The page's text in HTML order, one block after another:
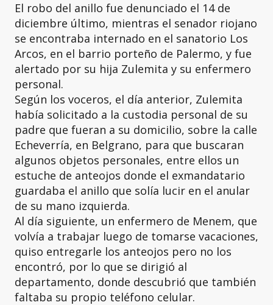
El robo del anillo fue denunciado el 14 de
diciembre último, mientras el senador riojano
se encontraba internado en el sanatorio Los
Arcos, en el barrio porteño de Palermo, y fue
alertado por su hija Zulemita y su enfermero
personal.
Según los voceros, el día anterior, Zulemita
había solicitado a la custodia personal de su
padre que fueran a su domicilio, sobre la calle
Echeverría, en Belgrano, para que buscaran
algunos objetos personales, entre ellos un
estuche de anteojos donde el exmandatario
guardaba el anillo que solía lucir en el anular
de su mano izquierda.
Al día siguiente, un enfermero de Menem, que
volvía a trabajar luego de tomarse vacaciones,
quiso entregarle los anteojos pero no los
encontró, por lo que se dirigió al
departamento, donde descubrió que también
faltaba su propio teléfono celular.